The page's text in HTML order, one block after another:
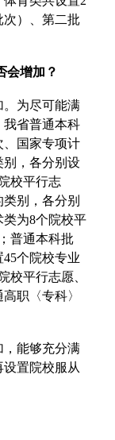
次）、第二批
会增加？
。为尽可能满
我省普通本科
、国家专项计
别，各分别设
校平行志
别，各分别
为8个院校平
普通本科批
个院校专业
校平行志愿、
职〈专科〉
，能够充分满
置院校服从